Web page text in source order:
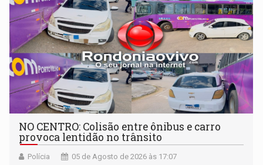
NO CENTRO: Colisão entre ônibus e carro
provoca lentidão no trânsito
Polícia 05 de Agosto de 2026 às 17:07